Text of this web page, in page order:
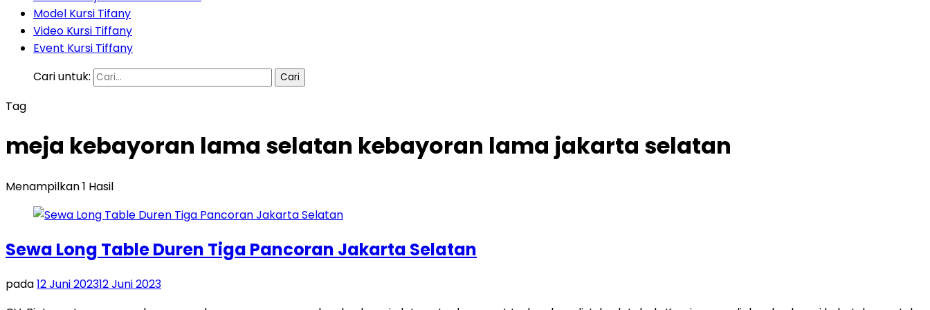
Model Kursi Tifany
Video Kursi Tiffany
Event Kursi Tiffany
Cari untuk:
Tag
meja kebayoran lama selatan kebayoran lama jakarta selatan
Menampilkan 1 Hasil
Sewa Long Table Duren Tiga Pancoran Jakarta Selatan
pada12 Juni 202312 Juni 2023